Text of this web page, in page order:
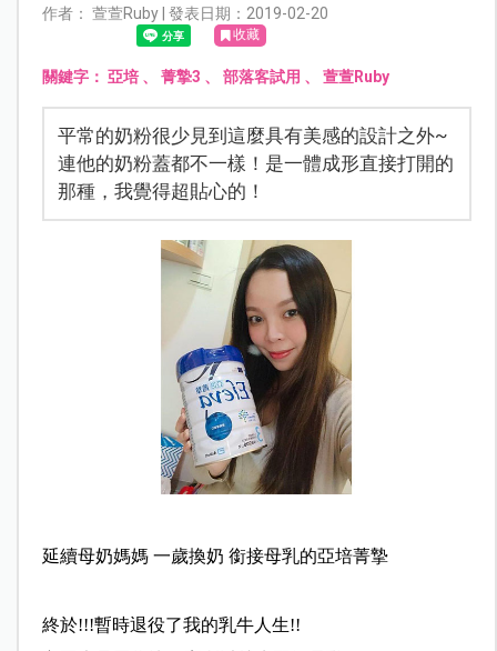
作者： 萱萱Ruby | 發表日期：2019-02-20
收藏
關鍵字： 亞培、 菁摯3 、 部落客試用 、 萱萱Ruby
平常的奶粉很少見到這麼具有美感的設計之外~
連他的奶粉蓋都不一樣！是一體成形直接打開的
那種，我覺得超貼心的！
延續母奶媽媽 一歲換奶 銜接母乳的亞培菁摯
終於!!!暫時退役了我的乳牛人生!!